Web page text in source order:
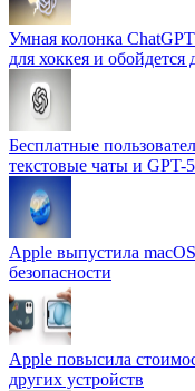
Умная колонка
для хоккея и обойдется
Бесплатные
текстовые чаты и GPT-
Apple выпустила
безопасности
Apple повысила
других устройств